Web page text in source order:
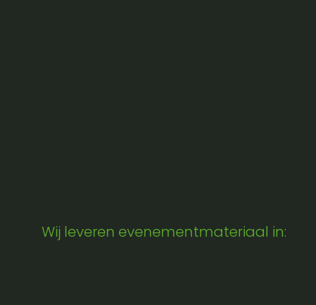
Wij leveren evenementmateriaal in: